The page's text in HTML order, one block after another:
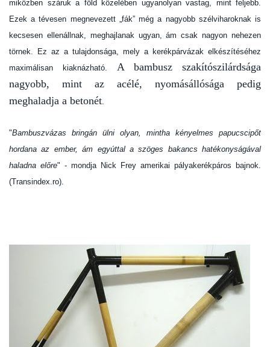
miközben száruk a föld közelében ugyanolyan vastag, mint feljebb.
Ezek a tévesen megnevezett „fák” még a nagyobb szélviharoknak is
kecsesen ellenállnak, meghajlanak ugyan, ám csak nagyon nehezen
törnek. Ez az a tulajdonsága, mely a kerékpárvázak elkészítéséhez
maximálisan kiaknázható. A bambusz
szakítószilárdsága
nagyobb, mint az acélé, nyomásállósága pedig
meghaladja a betonét
"Bambuszvázas bringán ülni olyan, mintha kényelmes papucscipőt
hordana az ember, ám egyúttal a szöges bakancs hatékonyságával
haladna előre" - mondja Nick Frey amerikai pályakerékpáros bajnok.
(Transindex.ro).